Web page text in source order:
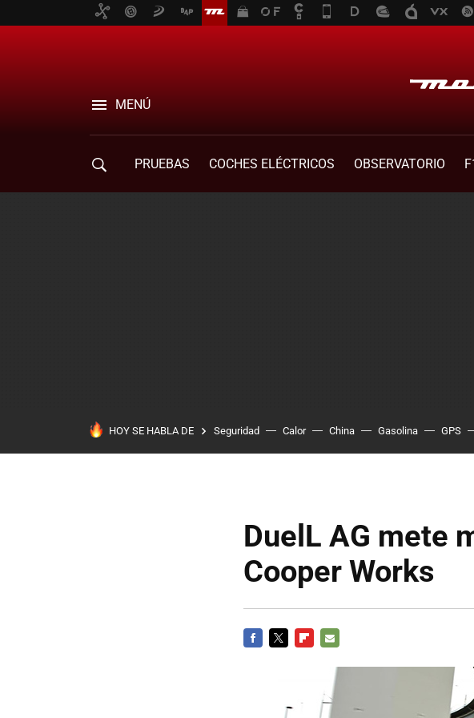
MENÚ
PRUEBAS COCHES ELÉCTRICOS OBSERVATORIO
HOY SE HABLA DE Seguridad Calor China Gasolina GPS
DuelL AG mete
Cooper Works
MAIL